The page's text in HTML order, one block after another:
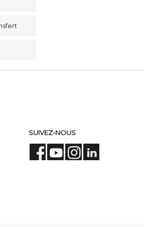
SUIVEZ-NOUS
Facebook
YouTubeInstagram